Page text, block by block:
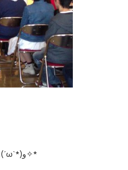
3日目には新1年生、新2年生どちらも全員で記念写真を撮りましたーーー✧*｡٩(ˊωˋ*)و✧*